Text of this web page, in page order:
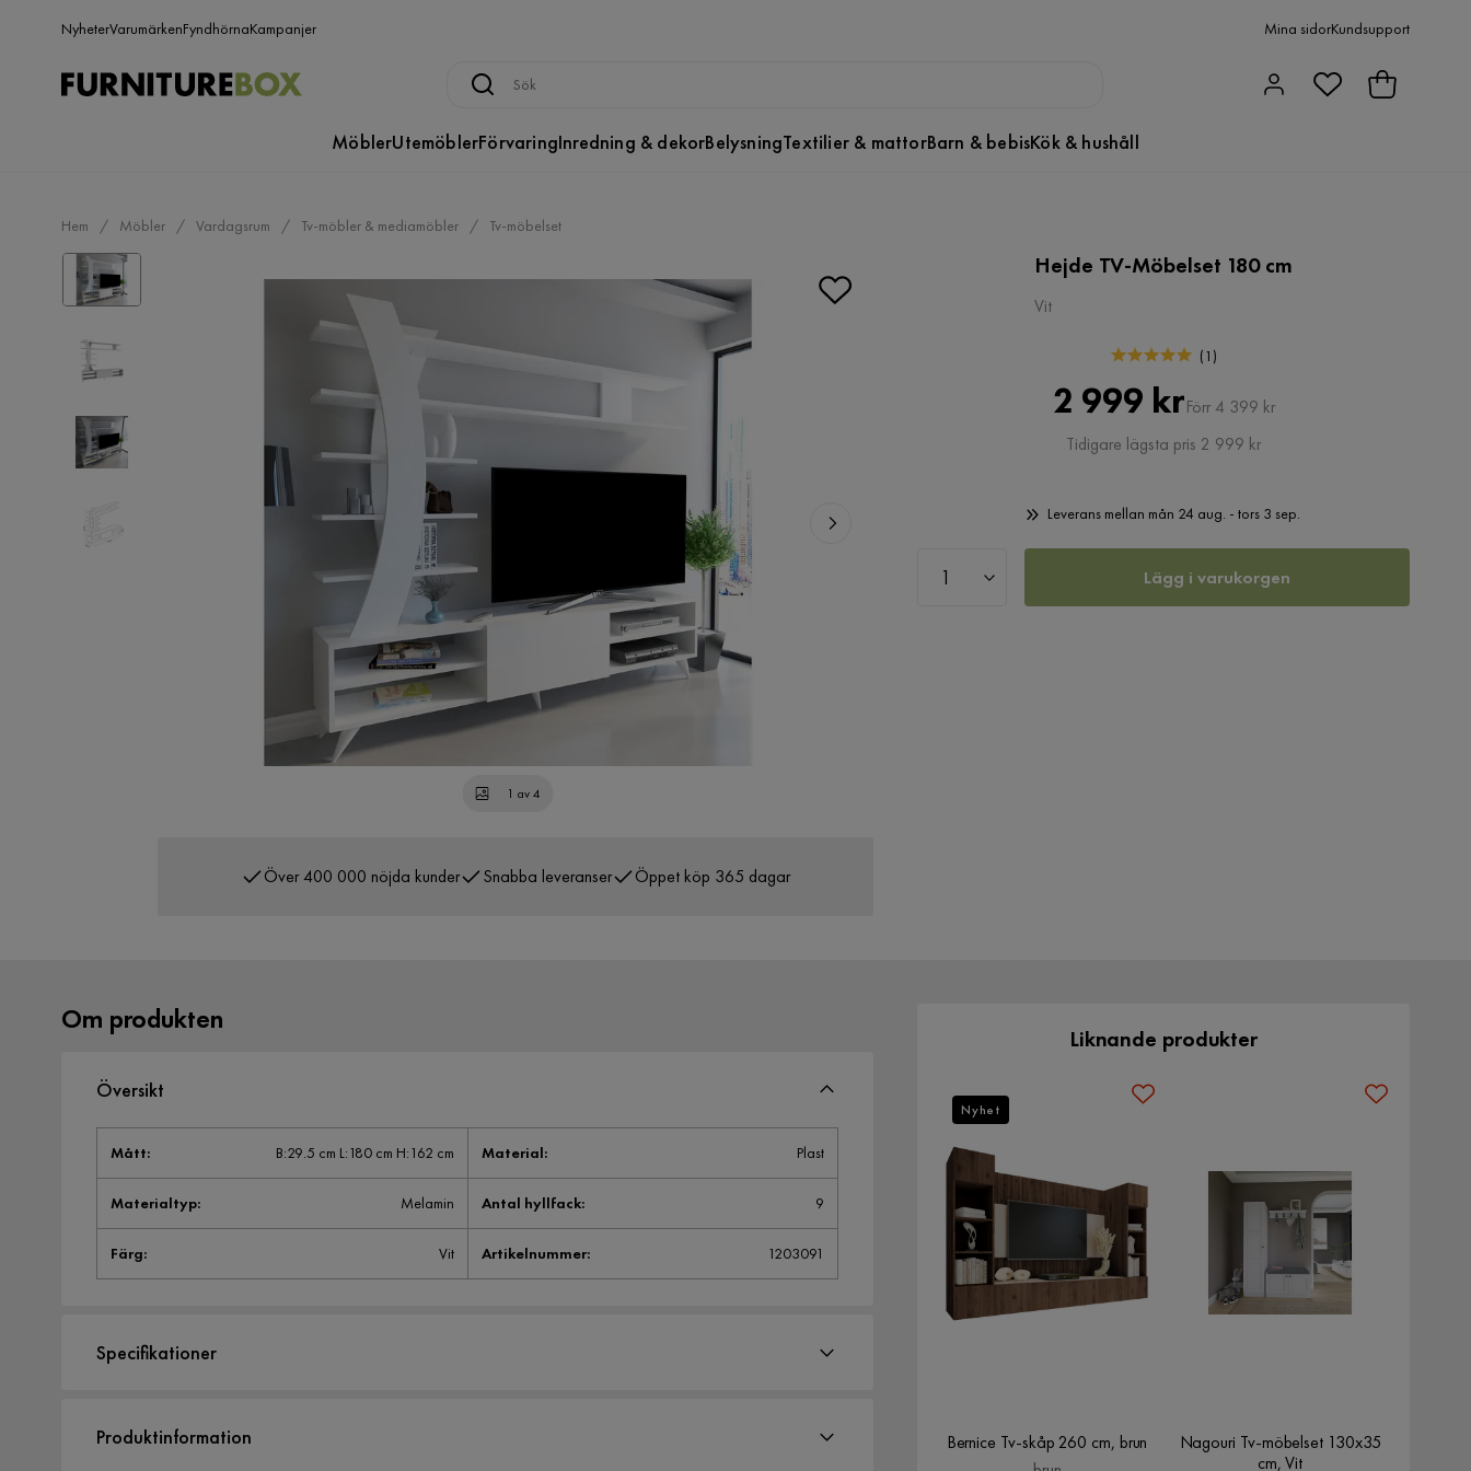
NyheterVarumärkenFyndhörnaKampanjer Mina sidorKundsupport
MöblerUtemöblerFörvaringInredning & dekorBelysningTextilier & mattorBarn & bebisKök & hushåll
Hem Möbler Vardagsrum Tv-möbler & mediamöbler Tv-möbelset
1 av 4
Över 400 000 nöjda kunder Snabba leveranser Öppet köp 365 dagar
Hejde TV-Möbelset 180 cm
Vit
(1 )
Pris
2 999 krOriginal
Pris
Förr 4 399 kr
Tidigare lägsta pris 2 999 kr
Leverans mellan mån 24 aug. - tors 3 sep.
Lägg i varukorgen
Om produkten
Översikt
Mått: B:29.5 cm L:180 cm H:162 cm Material: Plast
Materialtyp: Melamin Antal hyllfack: 9
Färg: Vit Artikelnummer: 1203091
Specifikationer
Storlek
Produktinformation
Liknande produkter
Bernice Tv-skåp 260 cm, brun
Nyhet
Nagouri Tv-möbelset 130x35
cm, Vit